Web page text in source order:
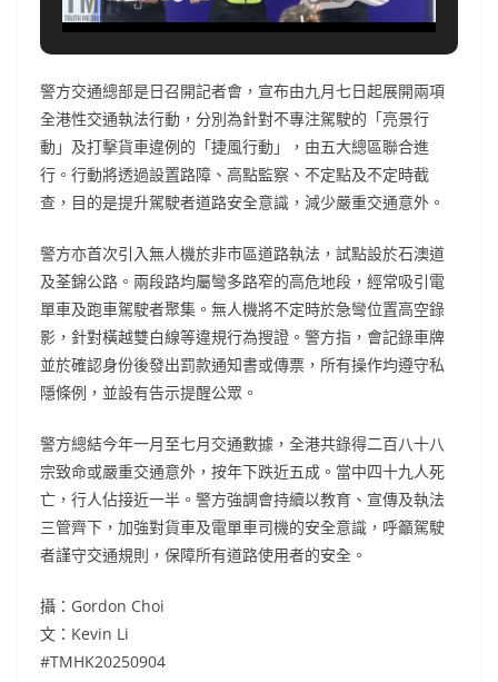
警方交通總部是日召開記者會，宣布由九月七日起展開兩項
全港性交通執法行動，分別為針對不專注駕駛的「亮景行
動」及打擊貨車違例的「捷風行動」，由五大總區聯合進
行。行動將透過設置路障、高點監察、不定點及不定時截
查，目的是提升駕駛者道路安全意識，減少嚴重交通意外。
警方亦首次引入無人機於非市區道路執法，試點設於石澳道
及荃錦公路。兩段路均屬彎多路窄的高危地段，經常吸引電
單車及跑車駕駛者聚集。無人機將不定時於急彎位置高空錄
影，針對橫越雙白線等違規行為搜證。警方指，會記錄車牌
並於確認身份後發出罰款通知書或傳票，所有操作均遵守私
隱條例，並設有告示提醒公眾。
警方總結今年一月至七月交通數據，全港共錄得二百八十八
宗致命或嚴重交通意外，按年下跌近五成。當中四十九人死
亡，行人佔接近一半。警方強調會持續以教育、宣傳及執法
三管齊下，加強對貨車及電單車司機的安全意識，呼籲駕駛
者謹守交通規則，保障所有道路使用者的安全。
攝：Gordon Choi
文：Kevin Li
#TMHK20250904